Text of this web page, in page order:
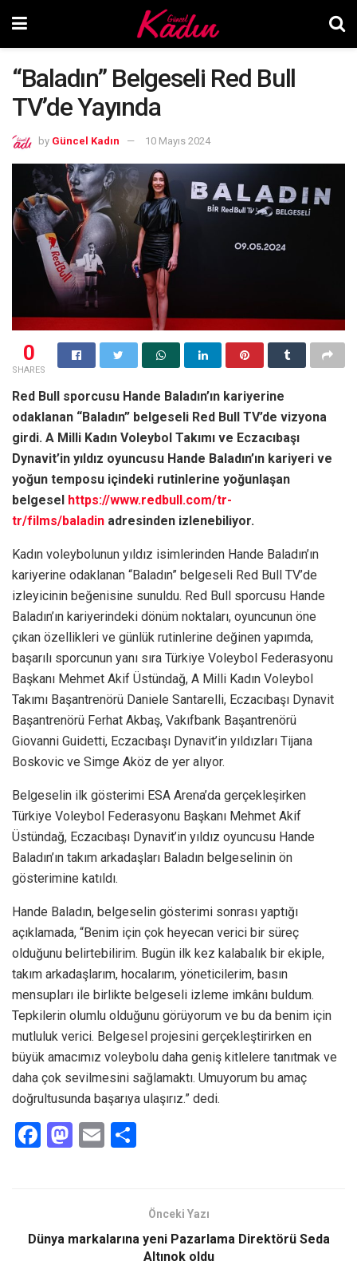
“Baladın” Belgeseli Red Bull
TV’de Yayında
by Güncel Kadın 10 Mayıs 2024
0
SHARES
Red Bull sporcusu Hande Baladın’ın kariyerine
odaklanan “Baladın” belgeseli Red Bull TV’de vizyona
girdi. A Milli Kadın Voleybol Takımı ve Eczacıbaşı
Dynavit’in yıldız oyuncusu Hande Baladın’ın kariyeri ve
yoğun temposu içindeki rutinlerine yoğunlaşan
belgesel https://www.redbull.com/tr-
tr/films/baladin adresinden izlenebiliyor.
Kadın voleybolunun yıldız isimlerinden Hande Baladın’ın
kariyerine odaklanan “Baladın” belgeseli Red Bull TV’de
izleyicinin beğenisine sunuldu. Red Bull sporcusu Hande
Baladın’ın kariyerindeki dönüm noktaları, oyuncunun öne
çıkan özellikleri ve günlük rutinlerine değinen yapımda,
başarılı sporcunun yanı sıra Türkiye Voleybol Federasyonu
Başkanı Mehmet Akif Üstündağ, A Milli Kadın Voleybol
Takımı Başantrenörü Daniele Santarelli, Eczacıbaşı Dynavit
Başantrenörü Ferhat Akbaş, Vakıfbank Başantrenörü
Giovanni Guidetti, Eczacıbaşı Dynavit’in yıldızları Tijana
Boskovic ve Simge Aköz de yer alıyor.
Belgeselin ilk gösterimi ESA Arena’da gerçekleşirken
Türkiye Voleybol Federasyonu Başkanı Mehmet Akif
Üstündağ, Eczacıbaşı Dynavit’in yıldız oyuncusu Hande
Baladın’ın takım arkadaşları Baladın belgeselinin ön
gösterimine katıldı.
Hande Baladın, belgeselin gösterimi sonrası yaptığı
açıklamada, “Benim için çok heyecan verici bir süreç
olduğunu belirtebilirim. Bugün ilk kez kalabalık bir ekiple,
takım arkadaşlarım, hocalarım, yöneticilerim, basın
mensupları ile birlikte belgeseli izleme imkânı buldum.
Tepkilerin olumlu olduğunu görüyorum ve bu da benim için
mutluluk verici. Belgesel projesini gerçekleştirirken en
büyük amacımız voleybolu daha geniş kitlelere tanıtmak ve
daha çok sevilmesini sağlamaktı. Umuyorum bu amaç
doğrultusunda başarıya ulaşırız.” dedi.
F
o
M
d
E
Önceki Yazı
Dünya markalarına yeni Pazarlama Direktörü Seda
Altınok oldu